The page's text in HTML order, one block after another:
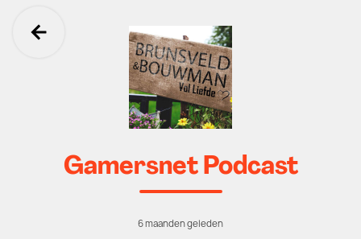
Ga terug
Gamersnet Podcast
6 maanden geleden